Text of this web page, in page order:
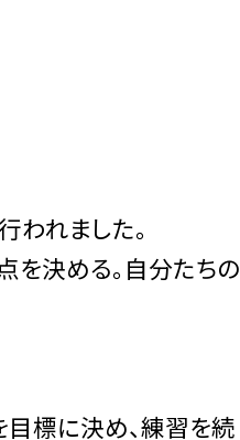
れました。
を決める。自分たちの
標に決め、練習を続